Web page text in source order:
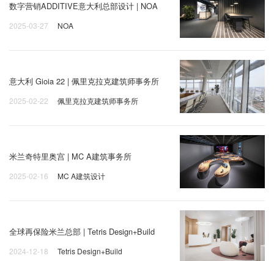
数字营销ADDITIVE意大利总部设计 | NOA
2025-03-27 NOA
意大利 Gioia 22 | 佩里克拉克建筑师事务所
2025-02-22 佩里克拉克建筑师事务所
米兰奇特里奥宫 | MC A建筑事务所
2025-02-16 MC A建筑设计
全球再保险米兰总部 | Tetris Design+Build
2024-12-18 Tetris Design+Build